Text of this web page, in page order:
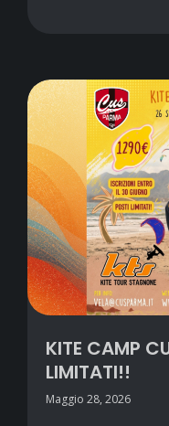
KITE CAMP
LIMITATI!!
Maggio 28, 2026